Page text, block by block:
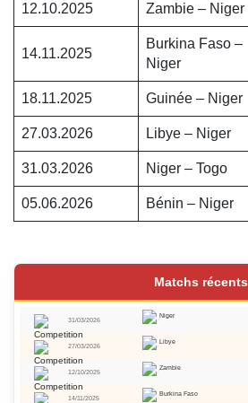
12.10.2025 Zambie – Niger
14.11.2025
Burkina Faso –
Niger
18.11.2025 Guinée – Niger
27.03.2026 Libye – Niger
31.03.2026 Niger – Togo
05.06.2026 Bénin – Niger
Matchs récents
31/03/2026
Niger
27/03/2026
Libye
12/10/2025
Zambie
14/11/2025
Burkina Faso